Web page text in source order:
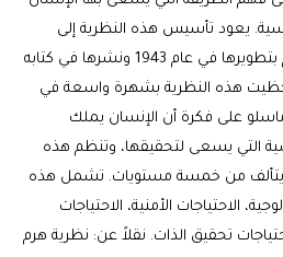
يعود تأسيس هذه النظرية إلى
العالم أبراهام ماسلو، الذي قام بتطويرها في عام 1943 ونشرها في كتابه
حظيت هذه النظرية بشهرة واسعة في
على فكرة أن الإنسان يملك
التي يسعى لتحقيقها، وتنظم هذه
يتألف من خمسة مستويات. تشمل هذه
الاحتياجات الأمنية، الاحتياجات
تحقيق الذات. نقلاً عن: نظرية هرم